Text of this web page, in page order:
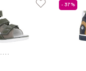
- 37%